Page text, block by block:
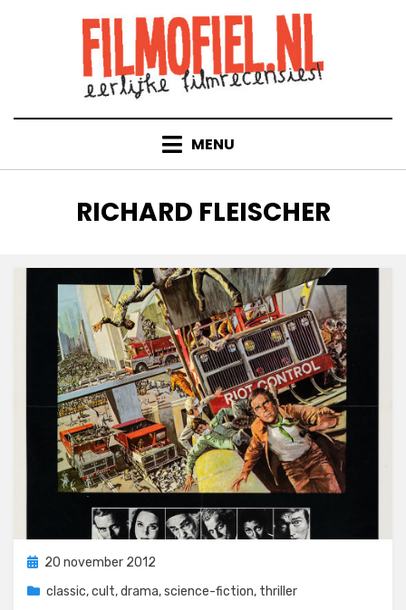
MENU
TAG
:
RICHARD FLEISCHER
Geplaatst
20 november 2012
classic,cult,drama,science-fiction, thriller